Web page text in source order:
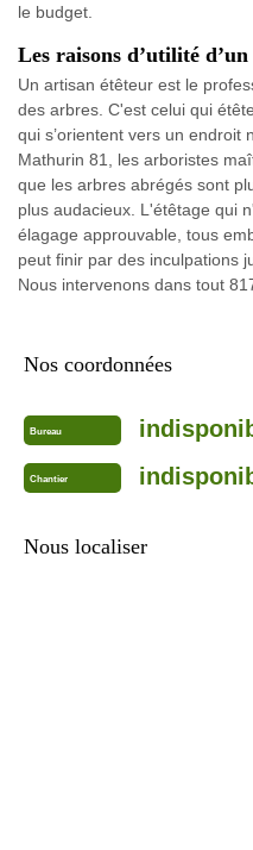
le budget.
Les raisons d’utilité
Un artisan étêteur est le
des arbres. C'est celui qui
qui s’orientent vers un endroit
Mathurin 81, les arboristes
que les arbres abrégés sont
plus audacieux. L'étêtage qui
élagage approuvable, tous
peut finir par des inculpations
Nous intervenons dans tout
Nos coordonnées
Bureau
Chantier
Nous localiser